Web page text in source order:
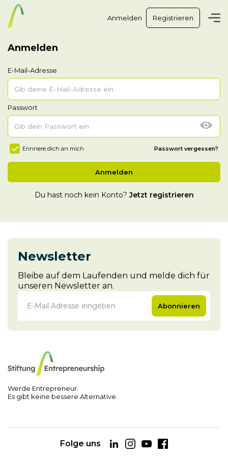
Anmelden Registrieren
Anmelden
E-Mail-Adresse
Passwort
Erinnere dich an mich Passwort vergessen?
Anmelden
Du hast noch kein Konto? Jetzt registrieren
Newsletter
Bleibe auf dem Laufenden und melde dich für
unseren Newsletter an.
Abonnieren
Werde Entrepreneur.
Es gibt keine bessere Alternative.
Folge uns